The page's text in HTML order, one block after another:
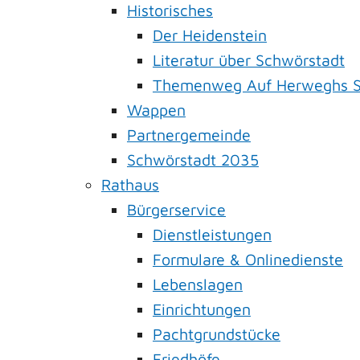
Historisches
Der Heidenstein
Literatur über Schwörstadt
Themenweg Auf Herweghs
Wappen
Partnergemeinde
Schwörstadt 2035
Rathaus
Bürgerservice
Dienstleistungen
Formulare & Onlinedienste
Lebenslagen
Einrichtungen
Pachtgrundstücke